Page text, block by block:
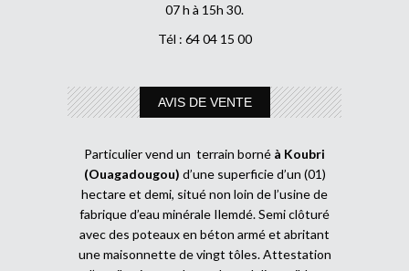
07 h à 15h 30.
Tél : 64 04 15 00
AVIS DE VENTE
Particulier vend un terrain borné à Koubri
(Ouagadougou) d’une superficie d’un (01)
hectare et demi, situé non loin de l’usine de
fabrique d’eau minérale Ilemdé. Semi clôturé
avec des poteaux en béton armé et abritant
une maisonnette de vingt tôles. Attestation